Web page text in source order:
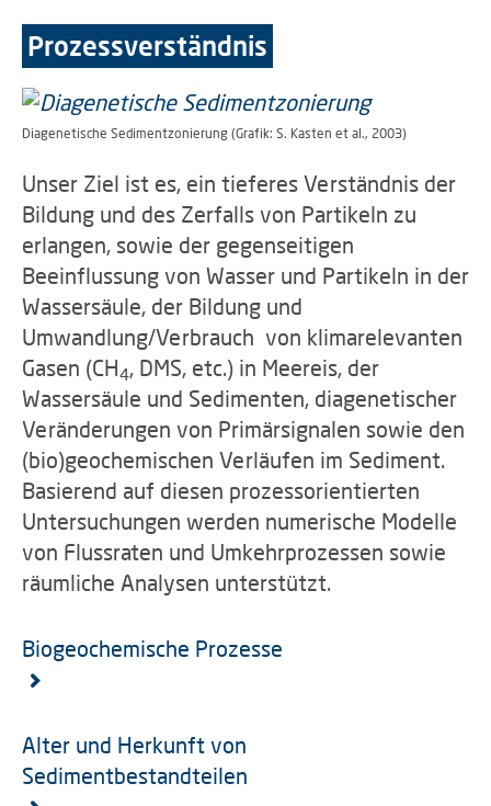
Prozessverständnis
Diagenetische Sedimentzonierung (Grafik: S. Kasten et al., 2003)
Unser Ziel ist es, ein tieferes Verständnis der
Bildung und des Zerfalls von Partikeln zu
erlangen, sowie der gegenseitigen
Beeinflussung von Wasser und Partikeln in der
Wassersäule, der Bildung und
Umwandlung/Verbrauch von klimarelevanten
Gasen (CH4, DMS, etc.) in Meereis, der
Wassersäule und Sedimenten, diagenetischer
Veränderungen von Primärsignalen sowie den
(bio)geochemischen Verläufen im Sediment.
Basierend auf diesen prozessorientierten
Untersuchungen werden numerische Modelle
von Flussraten und Umkehrprozessen sowie
räumliche Analysen unterstützt.
Biogeochemische Prozesse
Alter und Herkunft von
Sedimentbestandteilen